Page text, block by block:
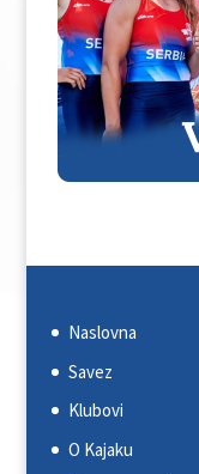
Naslovna
Savez
Klubovi
O Kajaku